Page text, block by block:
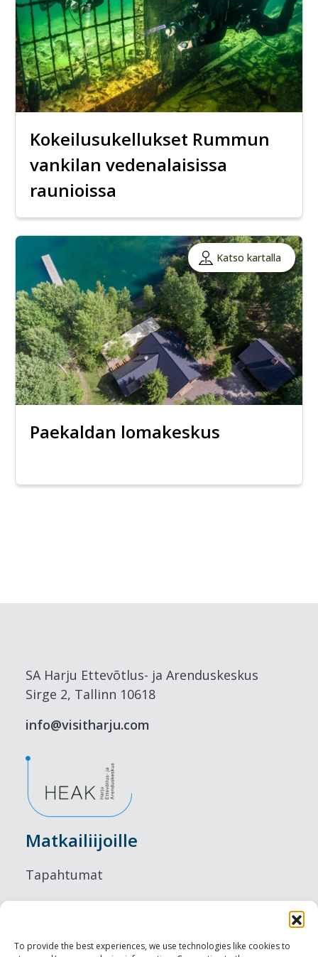
To provide the best experiences, we use technologies like cookies to
Kokeilusukellukset Rummun
vankilan vedenalaisissa
raunioissa
Katso kartalla
Paekaldan lomakeskus
SA Harju Ettevõtlus- ja Arenduskeskus
Sirge 2, Tallinn 10618
info@visitharju.com
Matkailiijoille
Tapahtumat
Ruokailu